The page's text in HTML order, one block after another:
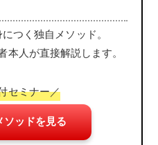
つく独自メソッド。
本人が直接解説します。
セミナー／
ッドを見る